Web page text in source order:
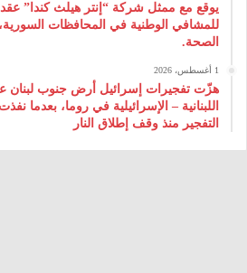
يوقع مع ممثل شركة “إنتر هيلث كندا”
للمشافي الوطنية في المحافظات
الصحة.
1 أغسطس، 2026
هزّت تفجيرات إسرائيل أرض جنوب لبنان
اللبنانية – الإسرائيلية في روما، بعدما
التفجير منذ وقف إطلاق النار